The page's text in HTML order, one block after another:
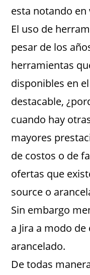
esta notando en
El uso de
pesar de los
herramientas
disponibles en
destacable,
cuando hay
mayores
de costos o de
ofertas que
source o
Sin embargo
a Jira a modo
arancelado.
De todas